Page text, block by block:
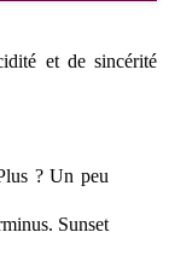
et de sincérité
? Un peu
Sunset